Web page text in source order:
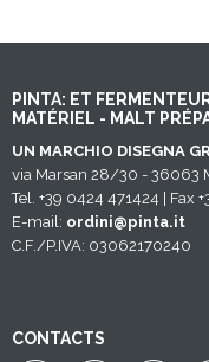
PINTA: ET
MATÉRIEL - MALT
UN MARCHIO DISEGNA
via Marsan 28/30 - 36063
Tel. +39 0424 471424 | Fax
E-mail: ordini@pinta.it
C.F./P.IVA: 03062170240
CONTACTS